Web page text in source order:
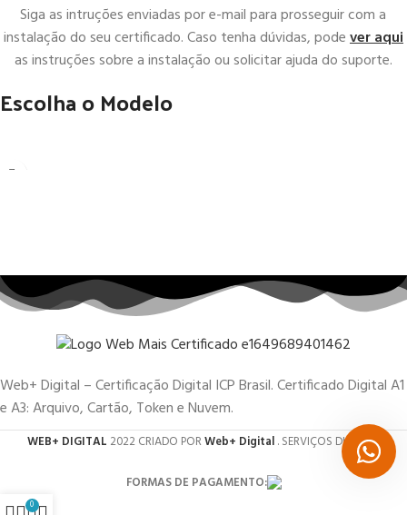
Siga as intruções enviadas por e-mail para prosseguir com a
instalação do seu certificado. Caso tenha dúvidas, podever aqui
as instruções sobre a instalação ou solicitar ajuda do suporte.
Escolha o Modelo
Web+ Digital – Certificação Digital ICP Brasil. Certificado Digital A1
e A3: Arquivo, Cartão, Token e Nuvem.
WEB+ DIGITAL 2022 CRIADO PORWeb+ Digital. SERVIÇOS DIGITAIS.
FORMAS DE PAGAMENTO:
0